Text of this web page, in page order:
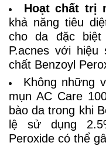
Hoạt chất trị
khả năng tiêu
cho da đặc
P.acnes với
chất Benzoyl
Không những
mụn AC Care
bào da trong khi
lệ sử dụng
Peroxide có thể